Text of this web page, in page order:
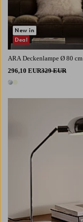
ARA Deckenlampe Ø 80 cm
296,10 EUR329 EUR
2 Farben
New in
Deal